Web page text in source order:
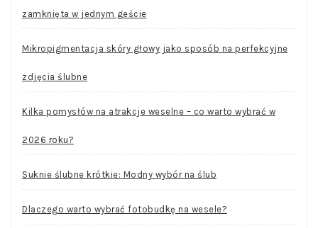
zamknięta w jednym geście
Mikropigmentacja skóry głowy jako sposób na perfekcyjne
zdjęcia ślubne
Kilka pomysłów na atrakcje weselne – co warto wybrać w
2026 roku?
Suknie ślubne krótkie: Modny wybór na ślub
Dlaczego warto wybrać fotobudkę na wesele?